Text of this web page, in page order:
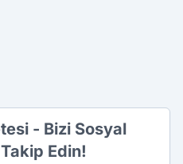
- Bizi Sosyal
Edin!